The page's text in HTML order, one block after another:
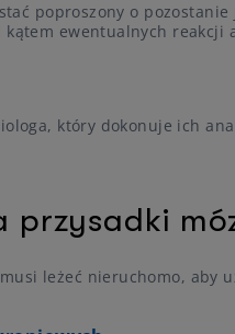
poproszony o
ewentualnych reakcji
który dokonuje ich
leżeć nieruchomo, aby